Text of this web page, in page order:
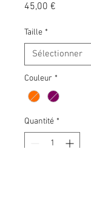
45,00 €
Taille *
Sélectionner
Couleur *
Quantité *